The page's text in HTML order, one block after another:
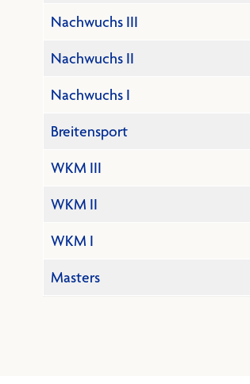
Nachwuchs III
Nachwuchs II
Nachwuchs I
Breitensport
WKM III
WKM II
WKM I
Masters